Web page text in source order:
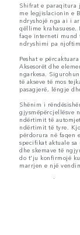
Shifrat e paraqitura
me legjislacionin e
ndryshojë nga ai i
qëllime
faqe interneti mund
ndryshimi pa njoftim.
Peshat e
Aksesorët dhe
ngarkesa.
të akseve të mos
pasagjerë, lëngje
Shënim i
gjysmëpërcjellësve
ndërtimit të
ndërtimit të tyre.
përdorura në faqen
specifikat aktuale sa
dhe skemave të
do t'ju konfirmojë
marrjen e një
Jaguar Land Rover